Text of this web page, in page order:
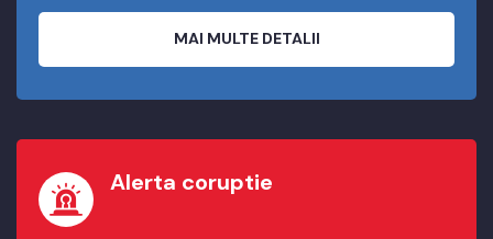
MAI MULTE DETALII
Alerta coruptie